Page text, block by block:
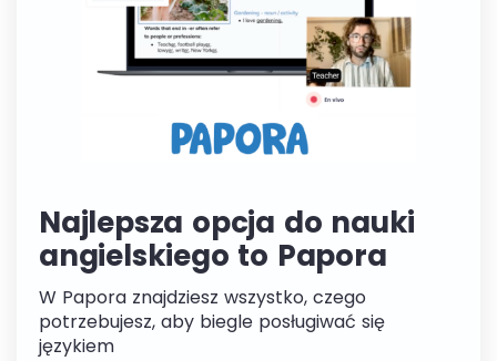
Najlepsza opcja do nauki
angielskiego to Papora
W Papora znajdziesz wszystko, czego
potrzebujesz, aby biegle posługiwać się
językiem